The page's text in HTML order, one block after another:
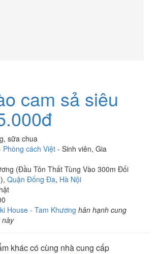
cam sả siêu
sữa chua
Phòng cách Việt - Sinh viên, Gia
(Đầu Tôn Thất Tùng Vào 300m Đối
Quận Đống Đa, Hà Nội
House - Tam Khương hân hạnh cung
này
khác có cùng nhà cung cấp